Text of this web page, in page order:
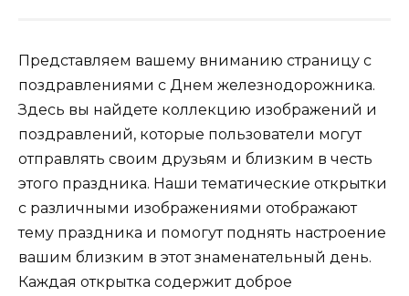
Представляем вашему вниманию страницу с
поздравлениями с Днем железнодорожника.
Здесь вы найдете коллекцию изображений и
поздравлений, которые пользователи могут
отправлять своим друзьям и близким в честь
этого праздника. Наши тематические открытки
с различными изображениями отображают
тему праздника и помогут поднять настроение
вашим близким в этот знаменательный день.
Каждая открытка содержит доброе